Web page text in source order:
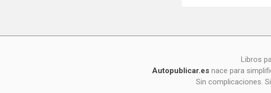
Libros
Autopublicar.es nace para
Sin complicaciones.